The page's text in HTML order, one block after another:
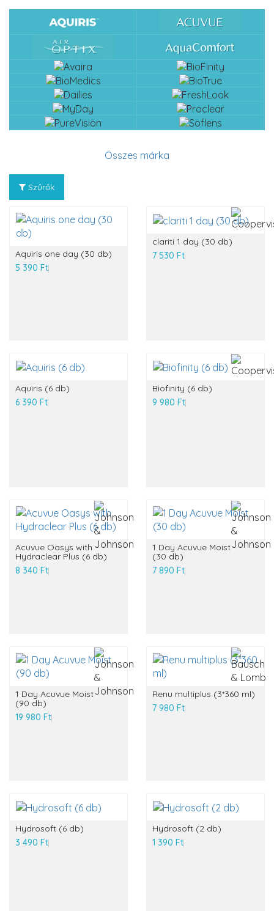
Összes márka
Szűrők
Aquiris one day (30 db)
5 390 Ft
clariti 1 day (30 db)
7 530 Ft
Aquiris (6 db)
6 390 Ft
Biofinity (6 db)
9 980 Ft
Acuvue Oasys with
Hydraclear Plus (6 db)
8 340 Ft
1 Day Acuvue Moist
(30 db)
7 890 Ft
1 Day Acuvue Moist
(90 db)
19 980 Ft
Renu multiplus (3*360 ml)
7 980 Ft
Hydrosoft (6 db)
3 490 Ft
Hydrosoft (2 db)
1 390 Ft